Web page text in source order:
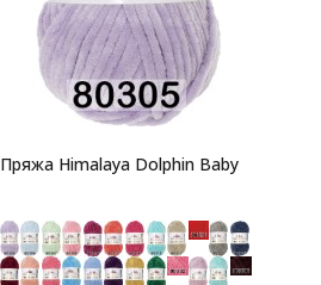
Пряжа Himalaya Dolphin Baby